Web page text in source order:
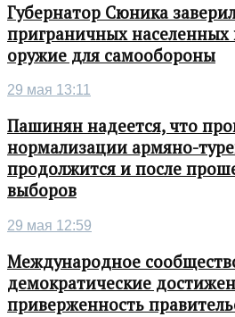
Губернатор Сюника
приграничных населенных
оружие для самообороны
29 мая 13:11
Пашинян надеется, что
нормализации армяно-
продолжится и после
выборов
29 мая 12:59
Международное
демократические
приверженность